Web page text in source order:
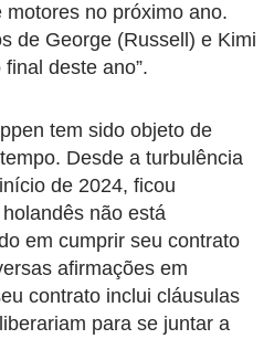
no próximo ano.
de George (Russell) e Kimi
deste ano”.
tem sido objeto de
Desde a turbulência
de 2024, ficou
não está
em cumprir seu contrato
afirmações em
contrato inclui cláusulas
para se juntar a